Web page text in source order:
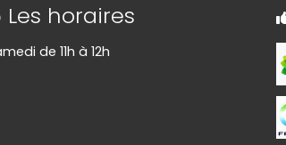
Les horaires
de 11h à 12h